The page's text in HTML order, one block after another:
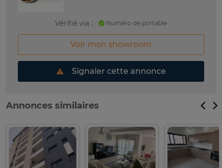
Vérifié via : Numéro de portable
Voir mon showroom
Signaler cette annonce
Annonces similaires